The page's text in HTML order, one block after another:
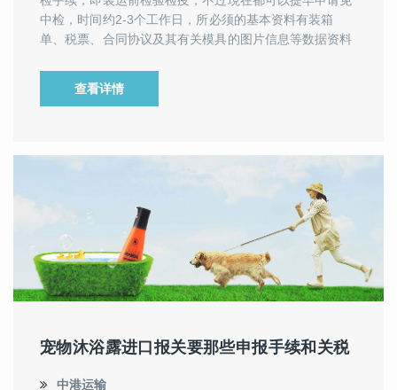
中检，时间约2-3个工作日，所必须的基本资料有装箱
单、税票、合同协议及其有关模具的图片信息等数据资料
查看详情
宠物沐浴露进口报关要那些申报手续和关税
中港运输